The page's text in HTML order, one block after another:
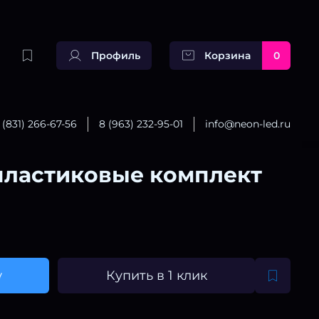
Профиль Корзина 0
(831) 266-67-56 8 (963) 232-95-01 info@neon-led.ru
комплект
Купить в 1 клик